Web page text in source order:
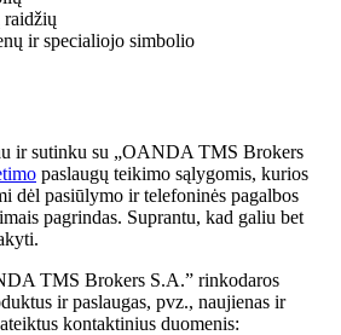
ir specialiojo simbolio
ir sutinku su „OANDA TMS Brokers
paslaugų teikimo sąlygomis, kurios
dėl pasiūlymo ir telefoninės pagalbos
pagrindas. Suprantu, kad galiu bet
TMS Brokers S.A.” rinkodaros
ir paslaugas, pvz., naujienas ir
kontaktinius duomenis: